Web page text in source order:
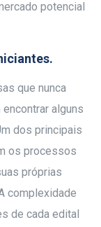
potencial
que nunca
alguns
dos principais
os processos
próprias
complexidade
de cada edital